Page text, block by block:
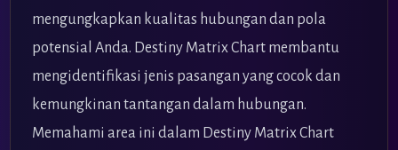
mengungkapkan kualitas hubungan dan pola
potensial Anda. Destiny Matrix Chart membantu
mengidentifikasi jenis pasangan yang cocok dan
kemungkinan tantangan dalam hubungan.
Memahami area ini dalam Destiny Matrix Chart